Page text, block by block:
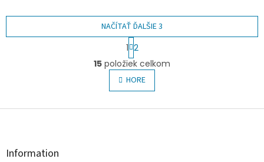
zladené v kombinácii
O
v
l
á
NAČÍTAŤ ĎALŠIE 3
S
t
r
á
n
k
v
1 2
15 položiek celkom
HORE
Z
Information